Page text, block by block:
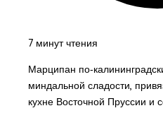
7 минут чтения
Марципан
миндальной сладости,
кухне Восточной Пруссии и